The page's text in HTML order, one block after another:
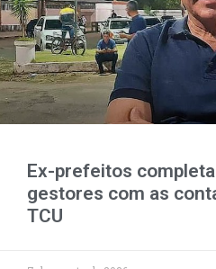
Ex-prefeitos
gestores com as
TCU